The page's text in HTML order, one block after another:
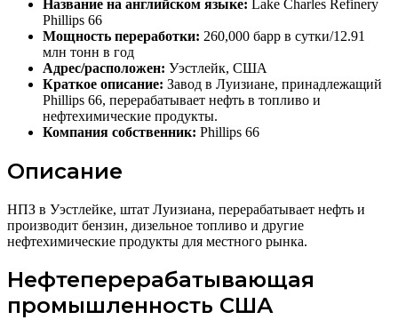
Название на английском языке: Lake Charles Refinery
Phillips 66
Мощность переработки: 260,000 барр в сутки/12.91
млн тонн в год
Адрес/расположен: Уэстлейк, США
Краткое описание: Завод в Луизиане, принадлежащий
Phillips 66, перерабатывает нефть в топливо и
нефтехимические продукты.
Компания собственник: Phillips 66
Описание
НПЗ в Уэстлейке, штат Луизиана, перерабатывает нефть и
производит бензин, дизельное топливо и другие
нефтехимические продукты для местного рынка.
Нефтеперерабатывающая
промышленность США